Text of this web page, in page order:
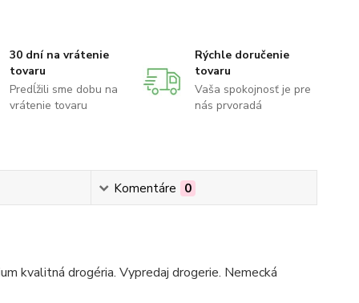
30 dní na vrátenie
tovaru
Predĺžili sme dobu na
vrátenie tovaru
Rýchle doručenie
tovaru
Vaša spokojnosť je pre
nás prvoradá
Komentáre 0
kvalitná drogéria. Vypredaj drogerie. Nemecká